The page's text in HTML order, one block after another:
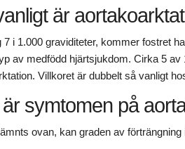
är
7 i 1.000 graviditeter, kommer fostret
av medfödd hjärtsjukdom. Cirka 5
Villkoret är dubbelt så vanligt
symtomen på
ovan, kan graden av